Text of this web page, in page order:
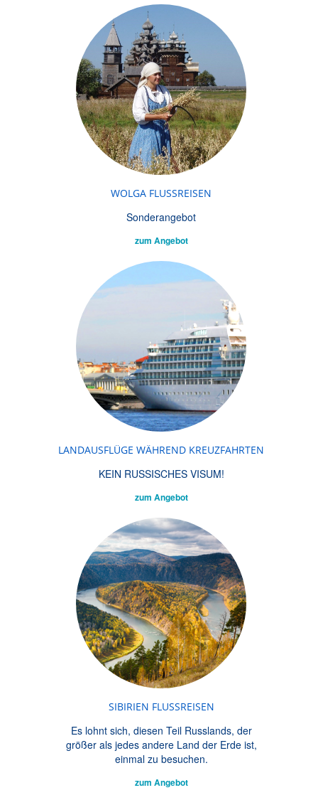
WOLGA FLUSSREISEN
Sonderangebot
zum Angebot
LANDAUSFLÜGE WÄHREND KREUZFAHRTEN
KEIN RUSSISCHES VISUM!
zum Angebot
SIBIRIEN FLUSSREISEN
Es lohnt sich, diesen Teil Russlands, der
größer als jedes andere Land der Erde ist,
einmal zu besuchen.
zum Angebot